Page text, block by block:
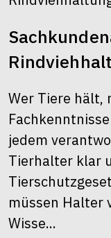
Wer Tiere hält,
jedem
Tierhalter klar
müssen Halter
Wisse...